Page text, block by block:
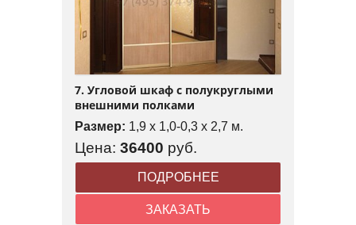
7. Угловой шкаф с полукруглыми
внешними полками
Размер: 1,9 x 1,0-0,3 x 2,7 м.
Цена: 36400 руб.
ПОДРОБНЕЕ
ЗАКАЗАТЬ